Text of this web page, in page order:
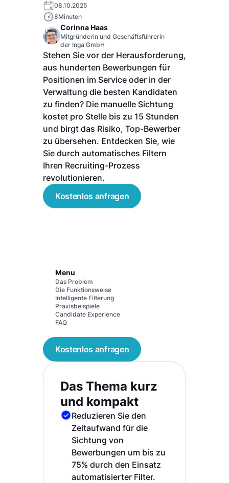
08.10.2025
8Minuten
Corinna Haas
Mitgründerin und Geschäftsführerin
der Inga GmbH
Stehen Sie vor der Herausforderung,
aus hunderten Bewerbungen für
Positionen im Service oder in der
Verwaltung die besten Kandidaten
zu finden? Die manuelle Sichtung
kostet pro Stelle bis zu 15 Stunden
und birgt das Risiko, Top-Bewerber
zu übersehen. Entdecken Sie, wie
Sie durch automatisches Filtern
Ihren Recruiting-Prozess
revolutionieren.
Kostenlos anfragen
Menu
Das Problem
Die Funktionsweise
Intelligente Filterung
Praxisbeispiele
Candidate Experience
FAQ
Kostenlos anfragen
Das Thema kurz
und kompakt
Reduzieren Sie den
Zeitaufwand für die
Sichtung von
Bewerbungen um bis zu
75% durch den Einsatz
automatisierter Filter.